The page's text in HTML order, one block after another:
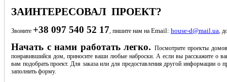
ЗАИНТЕРЕСОВАЛ ПРОЕКТ?
Звоните +38 097 540 52 17 , пишите нам на Email: house-d@mail.ua ,
Начать с нами работать легко. Посмотрите проекты
понравившийся дом, приносите ваши любые наброски. А если вы расскажите о
вам подобрать проект. Для заказа или для предоставления другой информации о
заполнить форму.